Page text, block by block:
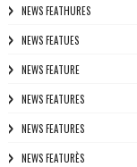
NEWS FEATHURES
NEWS FEATUES
NEWS FEATURE
NEWS FEATURES
NEWS FEATURES
NEWS FEATURÈS